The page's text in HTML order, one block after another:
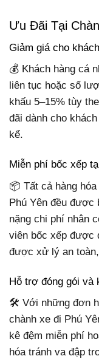
Ưu Đãi Tại
Giảm giá cho
💰 Khách hàng cá
liên tục hoặc số
khấu 5–15% tùy
đãi dành cho
kể.
Miễn phí bốc xếp
📦 Tất cả hàng
Phú Yên đều được
nặng chi phí nhân
viên bốc xếp được
được xử lý an
Hỗ trợ đóng gói và
🛠 Với những đơn
chành xe đi Phú
kê đệm miễn phí
hóa tránh va đập